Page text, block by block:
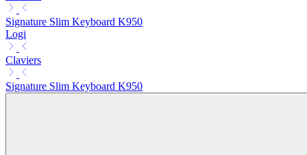
Signature Slim Keyboard K950
Logi
Claviers
Signature Slim Keyboard K950